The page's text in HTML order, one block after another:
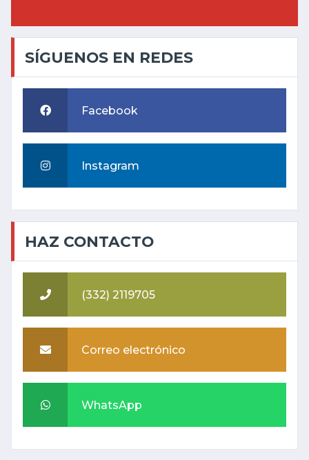
SÍGUENOS EN REDES
Facebook
Instagram
HAZ CONTACTO
(332) 2119705
Correo electrónico
WhatsApp